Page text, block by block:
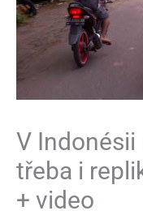
V
třeba i
+ video